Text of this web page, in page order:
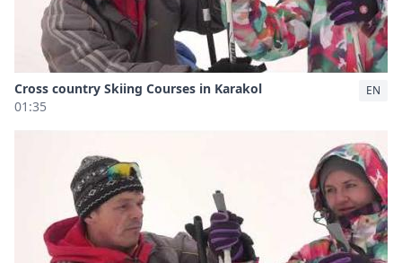
Cross country Skiing Courses in Karakol
01:35
EN